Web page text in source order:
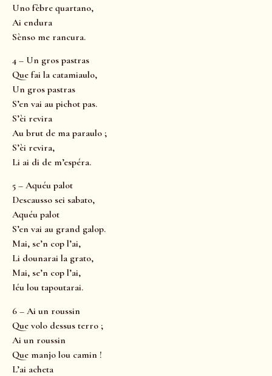
Uno fèbre quartano,
Ai endura
Sènso me rancura.
4 – Un gros pastras
Que fai la catamiaulo,
Un gros pastras
S’en vai au pichot pas.
S’èi revira
Au brut de ma paraulo ;
S’èi revira,
Li ai di de m’espéra.
5 – Aquéu palot
Descausso sei sabato,
Aquéu palot
S’en vai au grand galop.
Mai, se’n cop l’ai,
Li dounarai la grato,
Mai, se’n cop l’ai,
Iéu lou tapoutarai.
6 – Ai un roussin
Que volo dessus terro ;
Ai un roussin
Que manjo lou camin !
L’ai acheta